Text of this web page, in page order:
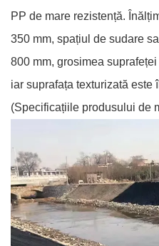
PP de mare rezistență.
350 mm, spațiul de sudare
800 mm, grosimea
iar suprafața texturizată este
(Specificațiile produsului de